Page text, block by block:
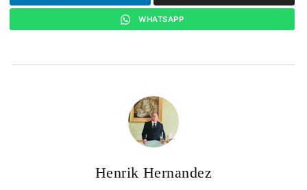
WHATSAPP
Henrik Hernandez